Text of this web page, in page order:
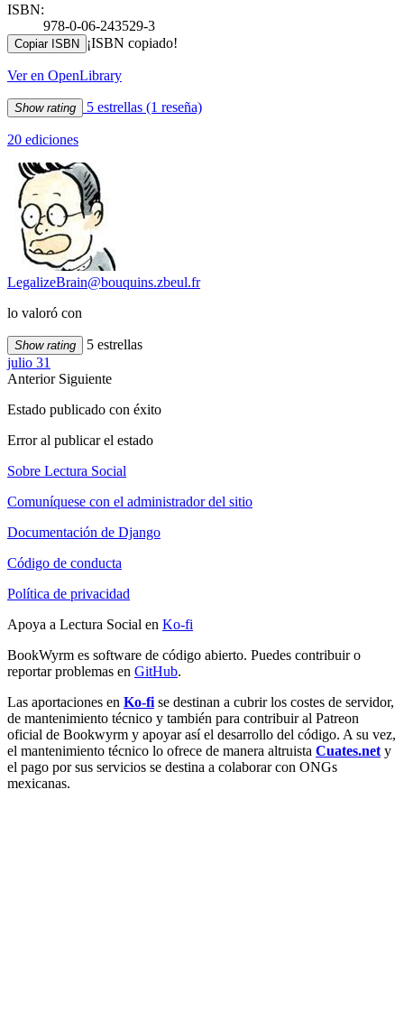
ISBN:
978-0-06-243529-3
Copiar ISBN ¡ISBN copiado!
Ver en OpenLibrary
Show rating 5 estrellas (1 reseña)
20 ediciones
LegalizeBrain@bouquins.zbeul.fr
lo valoró con
Show rating
5 estrellas
julio 31
Anterior Siguiente
Estado publicado con éxito
Error al publicar el estado
Sobre Lectura Social
Comuníquese con el administrador del sitio
Documentación de Django
Código de conducta
Política de privacidad
Apoya a Lectura Social en Ko-fi
BookWyrm es software de código abierto. Puedes contribuir o
reportar problemas en GitHub.
Las aportaciones en Ko-fi se destinan a cubrir los costes de servidor,
de mantenimiento técnico y también para contribuir al Patreon
oficial de Bookwyrm y apoyar así el desarrollo del código. A su vez,
el mantenimiento técnico lo ofrece de manera altruista Cuates.net y
el pago por sus servicios se destina a colaborar con ONGs
mexicanas.